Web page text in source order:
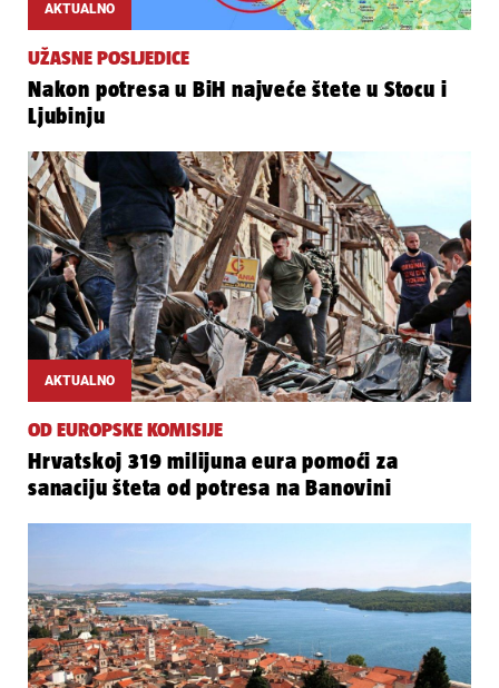
AKTUALNO
UŽASNE POSLJEDICE
Nakon potresa u BiH najveće štete u Stocu i
Ljubinju
AKTUALNO
OD EUROPSKE KOMISIJE
Hrvatskoj 319 milijuna eura pomoći za
sanaciju šteta od potresa na Banovini